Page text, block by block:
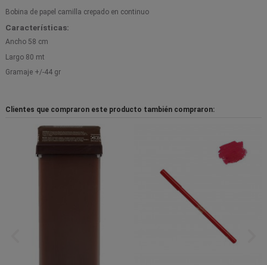
Bobina de papel camilla crepado en continuo
Características:
Ancho 58 cm
Largo 80 mt
Gramaje +/-44 gr
Clientes que compraron este producto también compraron: